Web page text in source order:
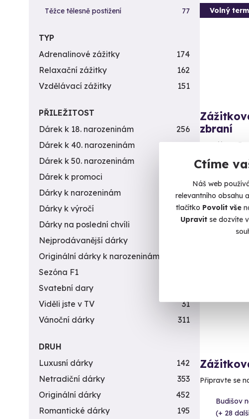
Ctíme
Náš web
relevantního obsahu
tlačítko Povolit vše
Upravitse dozvíte
Volný
zbraní
Vystřílíte
Budišov
1 799 Kč
Volný
Připravte se
Budišov
(+ 28
Těžce tělesně postižení
77
TYP
Adrenalinové zážitky
174
Relaxační zážitky
162
Vzdělávací zážitky
151
PŘILEŽITOST
Dárek k 18. narozeninám
256
Dárek k 40. narozeninám
453
Dárek k 50. narozeninám
Dárek k promoci
Dárky k narozeninám
551
Dárky k výročí
294
Dárky na poslední chvíli
450
Nejprodávanější dárky
Originální dárky k narozeninám
Sezóna F1
Svatební dary
Viděli jste v TV
31
Vánoční dárky
311
DRUH
Luxusní dárky
142
Netradiční dárky
353
Originální dárky
452
Romantické dárky
195